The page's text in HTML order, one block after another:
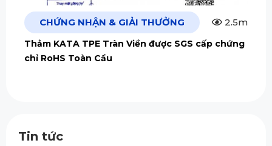
CHỨNG NHẬN & GIẢI THƯỞNG 2.5m
Thảm KATA TPE Tràn Viền được SGS cấp chứng
chỉ RoHS Toàn Cầu
Tin tức